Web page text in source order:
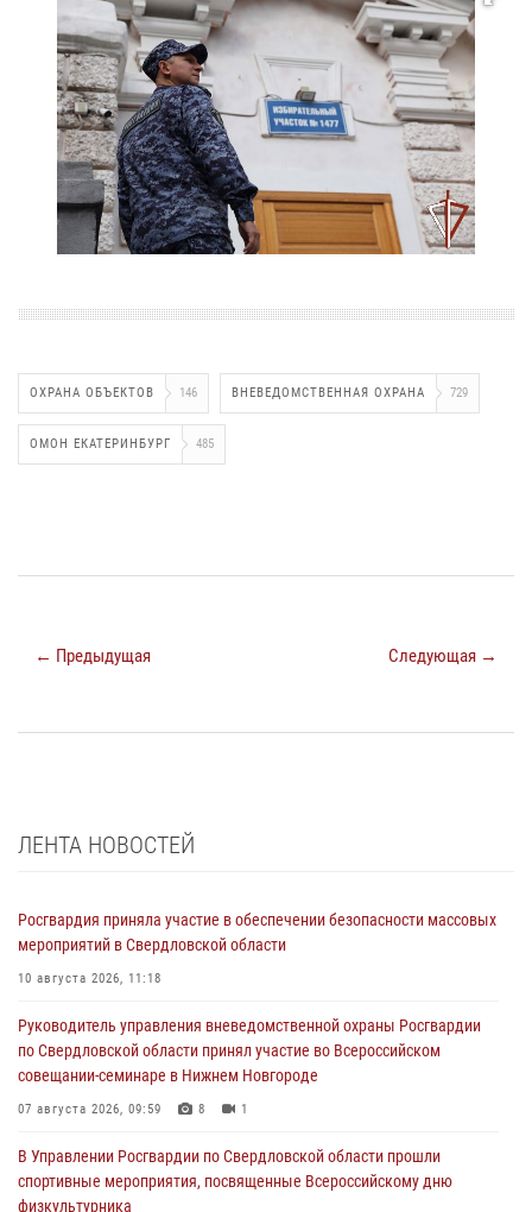
ОХРАНА ОБЪЕКТОВ 146 ВНЕВЕДОМСТВЕННАЯ ОХРАНА 729
ОМОН ЕКАТЕРИНБУРГ 485
← Предыдущая Следующая →
ЛЕНТА НОВОСТЕЙ
Росгвардия приняла участие в обеспечении безопасности массовых
мероприятий в Свердловской области
10 августа 2026, 11:18
Руководитель управления вневедомственной охраны Росгвардии
по Свердловской области принял участие во Всероссийском
совещании-семинаре в Нижнем Новгороде
07 августа 2026, 09:59 8 1
В Управлении Росгвардии по Свердловской области прошли
спортивные мероприятия, посвященные Всероссийскому дню
физкультурника